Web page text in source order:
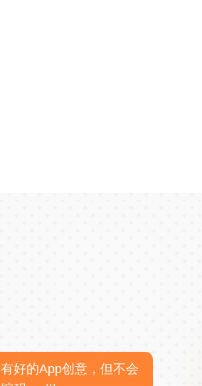
有好的App创意，但不会